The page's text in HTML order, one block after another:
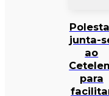
junta-
ao
para